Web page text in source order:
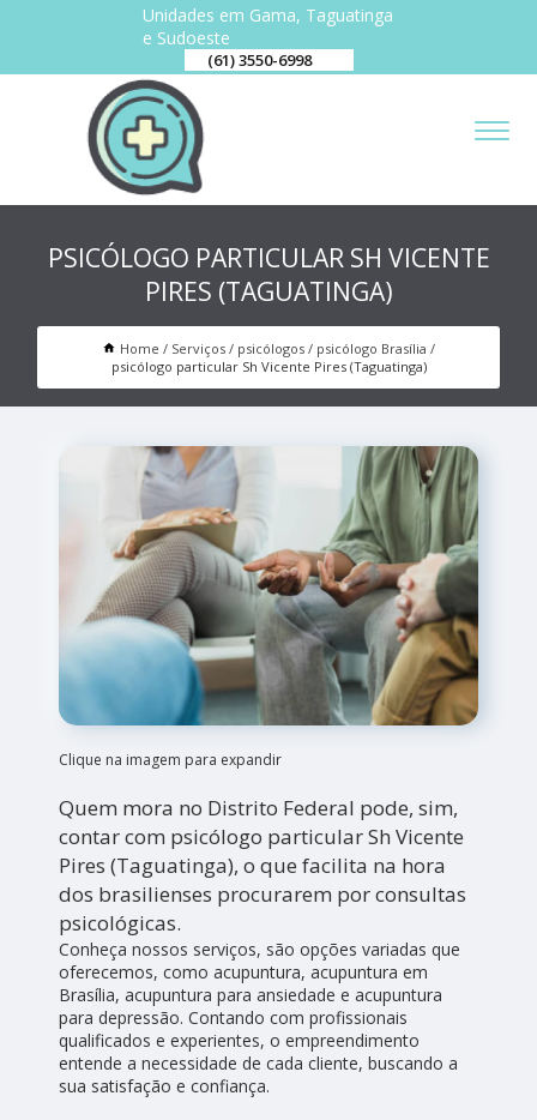
Unidades em Gama, Taguatinga
e Sudoeste
(61) 3550-6998
PSICÓLOGO PARTICULAR SH VICENTE
PIRES (TAGUATINGA)
Home Serviços psicólogos
psicólogo Brasília
psicólogo particular Sh Vicente Pires (Taguatinga)
Clique na imagem para expandir
Quem mora no Distrito Federal pode, sim,
contar com psicólogo particular Sh Vicente
Pires (Taguatinga), o que facilita na hora
dos brasilienses procurarem por consultas
psicológicas.
Conheça nossos serviços, são opções variadas que
oferecemos, como acupuntura, acupuntura em
Brasília, acupuntura para ansiedade e acupuntura
para depressão. Contando com profissionais
qualificados e experientes, o empreendimento
entende a necessidade de cada cliente, buscando a
sua satisfação e confiança.